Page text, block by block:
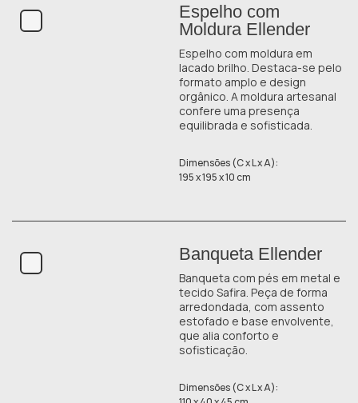
Espelho com
Moldura Ellender
Espelho com moldura em
lacado brilho. Destaca-se pelo
formato amplo e design
orgânico. A moldura artesanal
confere uma presença
equilibrada e sofisticada.
Dimensões (C x L x A):
195 x 195 x 10 cm
Banqueta Ellender
Banqueta com pés em metal e
tecido Safira. Peça de forma
arredondada, com assento
estofado e base envolvente,
que alia conforto e
sofisticação.
Dimensões (C x L x A):